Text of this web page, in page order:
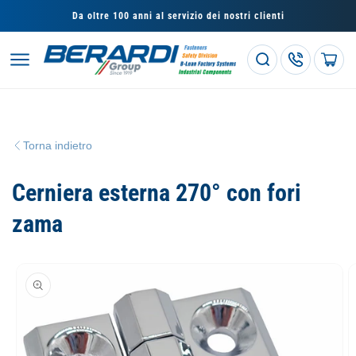
direttamente
ai contenuti
Da oltre 100 anni al servizio dei nostri clienti
Carrello
Torna indietro
Cerniera esterna 270° con fori
zama
sul prodotto